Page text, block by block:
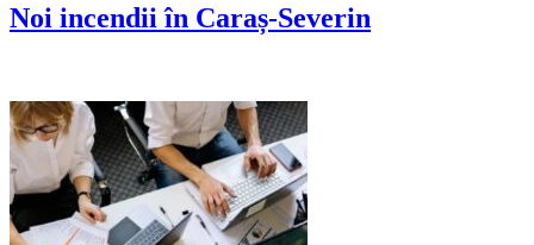
Noi incendii în Caraș-Severin